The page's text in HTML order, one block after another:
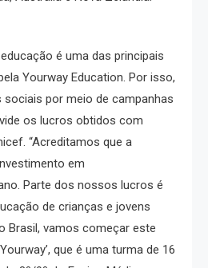
é uma das principais
Yourway Education. Por isso,
por meio de campanhas
os lucros obtidos com
“Acreditamos que a
em
Parte dos nossos lucros é
de crianças e jovens
Brasil, vamos começar este
que é uma turma de 16